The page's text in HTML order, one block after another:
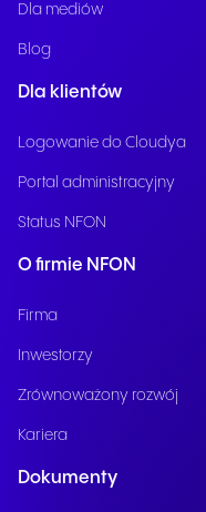
Dla mediów
Blog
Dla klientów
Logowanie do Cloudya
Portal administracyjny
Status NFON
O firmie NFON
Firma
Inwestorzy
Zrównoważony rozwój
Kariera
Dokumenty